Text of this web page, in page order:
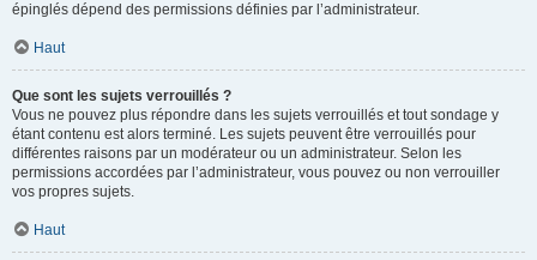
épinglés dépend des permissions définies par l’administrateur.
Haut
Que sont les sujets verrouillés ?
Vous ne pouvez plus répondre dans les sujets verrouillés et tout sondage y
étant contenu est alors terminé. Les sujets peuvent être verrouillés pour
différentes raisons par un modérateur ou un administrateur. Selon les
permissions accordées par l’administrateur, vous pouvez ou non verrouiller
vos propres sujets.
Haut